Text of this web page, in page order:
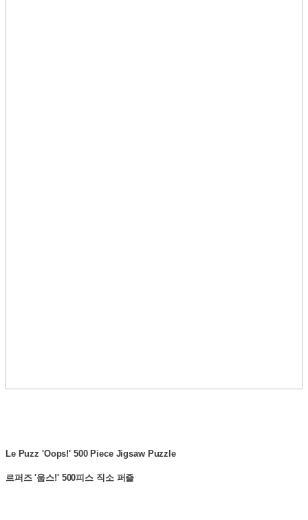
Le Puzz 'Oops!' 500 Piece Jigsaw Puzzle
르퍼즈 '웁스!' 500피스 직소 퍼즐